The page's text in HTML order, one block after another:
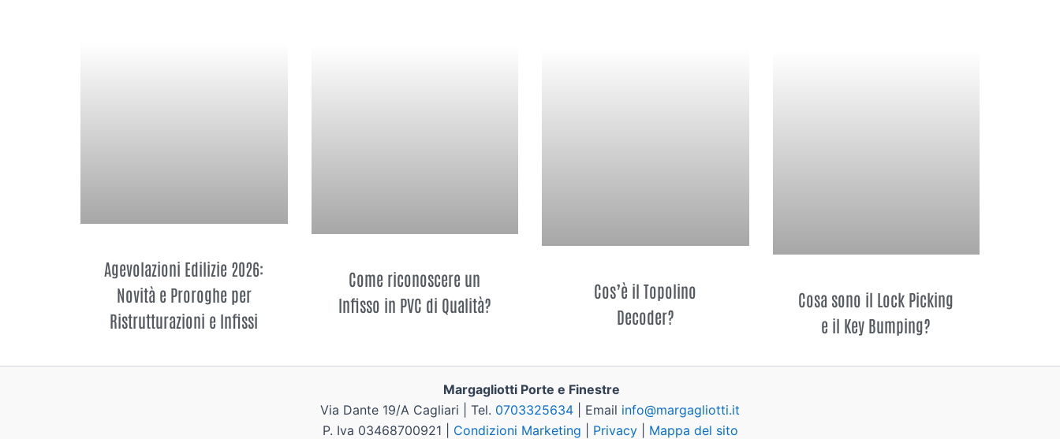
Agevolazioni Edilizie 2026:
Novità e Proroghe per
Ristrutturazioni e Infissi
Come riconoscere un
Infisso in PVC di Qualità?
Cos’è il Topolino
Decoder?
Cosa sono il Lock Picking
e il Key Bumping?
Margagliotti Porte e Finestre
Via Dante 19/A Cagliari | Tel. 0703325634 | Email info@margagliotti.it
P. Iva 03468700921 | Condizioni Marketing Privacy| Mappa del sito